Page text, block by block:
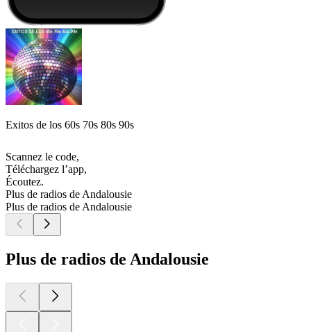
Exitos de los 60s 70s 80s 90s
Scannez le code,
Téléchargez l’app,
Écoutez.
Plus de radios de Andalousie
Plus de radios de Andalousie
Plus de radios de Andalousie